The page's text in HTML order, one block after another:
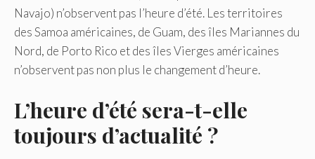
Navajo) n’observent pas l’heure d’été. Les territoires
des Samoa américaines, de Guam, des îles Mariannes du
Nord, de Porto Rico et des îles Vierges américaines
n’observent pas non plus le changement d’heure.
L’heure d’été sera-t-elle
toujours d’actualité ?